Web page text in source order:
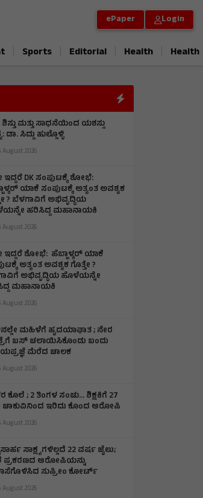
ePaper Login
Sports Editorial Health Health
ಶಿಸ್ತು ಮತ್ತು ಸಾಧನೆಯಿಂದ ಯಶಸ್ಸು
ಡಾ. ಸಿದ್ದು ಹುಲ್ಲೊಳ್ಳಿ
August 2026
ಇದ್ದರೆ DK ಸಂಪುಟಕ್ಕೆ ಶೋಭೆ:
ಯಾಕೆ ಸಂಪುಟಕ್ಕೆ ಅತ್ಯಂತ ಅವಶ್ಯಕ
? ಬೆಳಗಾವಿಗೆ ಅಭಿವೃದ್ಧಿಯ
ಹರಿಸಿದ್ದ ಮಹಾನಾಯಕಿ
August 2026
ಇದ್ದರೆ ಶೋಭೆ: ಹೆಬ್ಬಾಳ್ಕರ್ ಯಾಕೆ
ಅತ್ಯಂತ ಅವಶ್ಯಕ ಗೊತ್ತೇ ?
ಅಭಿವೃದ್ಧಿಯ ಹೊಳೆಯನ್ನೇ
ಮಹಾನಾಯಕಿ
August 2026
ಮಹಿಳೆಗೆ ಹೃದಯಾಘಾತ ; ನೇರ
ಬಸ್‌ ಚಲಾಯಿಸಿಕೊಂಡು ಬಂದು
ಮೆರೆದ ಚಾಲಕ
August 2026
ಕೊಲೆ ; 2 ತಿಂಗಳ ಸಂಚು… ಶಿಕ್ಷಕಿಗೆ 27
ಚಾಕುವಿನಿಂದ ಇರಿದು ಕೊಂದ ಆರೋಪಿ
August 2026
ಸಾಕ್ಷ್ಯಗಳಿಲ್ಲದೆ 22 ವರ್ಷ ಜೈಲು;
ಪ್ರಕರಣದ ಆರೋಪಿಯನ್ನು
ಸುಪ್ರೀಂ ಕೋರ್ಟ್
August 2026